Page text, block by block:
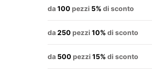
da100 pezzi 5% di sconto
da250 pezzi 10% di sconto
da 500 pezzi 15% di sconto